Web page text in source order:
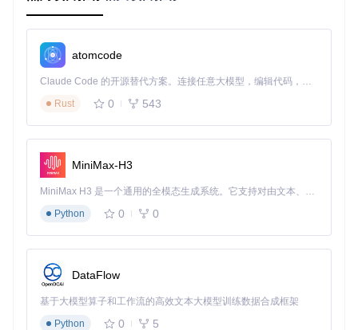
批量方块编辑：用技术手段实现创意构想
如何快速将脑海中的建筑蓝图转化为游戏场景？MCEdit 2.0的
一键填充复杂区域：从选择到替换的高效流程
适用场景：快速创建地形、修改建筑外观或清除指定区域方
操作步骤：
在工具栏选择"区域选择"工具，框选目标区域
点击"应用"按钮完成批量替换
技术原理：该功能通过src/mcedit2/editorcommands/fill.py
atomcode
Claude Code 的开源替代方案。连接任意大模型，编辑代码，运行命令，自动验证 — 全自动执行。用 Rust 构建，极致性能。 ｜ An open-source alternative to Claude Code. Connect any LLM, edit code, run commands, and verify changes — autonomously. Built in Rust for speed. Get Started
Rust
0 543
MiniMax-H3
MiniMax H3 是一个通用的全模态生成系统。它支持对由文本、图像、视频和音频组成的多模态上下文进行统一理解，并能生成分辨率高达 2K、时长可达 15 秒的带原生立体声音频的视频。得益于面向任务泛化的系统设计，H3 在预训练阶段就已具备广泛的多模态上下文理解与生成能力，能够出色地执行复杂的多模态指令。
Python
0 0
DataFlow
基于大模型算子和工作流的高效文本大模型训练数据合成框架
Python
0 5